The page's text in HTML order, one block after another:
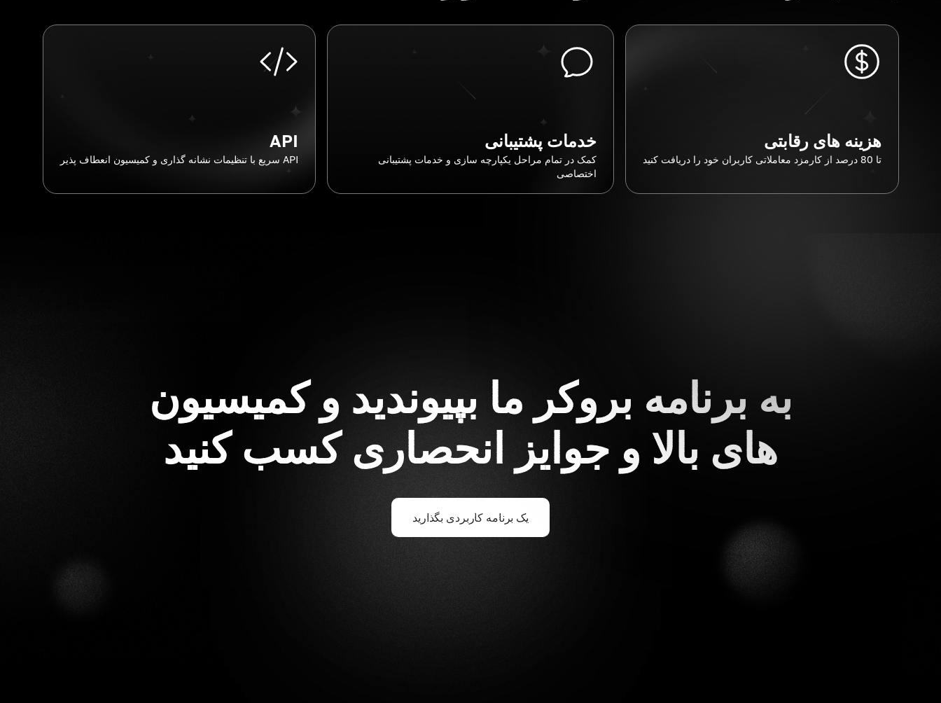
هزینه های رقابتی
تا 80 درصد از کارمزد معاملاتی کاربران خود را دریافت کنید
خدمات پشتیبانی
کمک در تمام مراحل یکپارچه سازی و خدمات پشتیبانی
اختصاصی
API
API سریع با تنظیمات نشانه گذاری و کمیسیون انعطاف پذیر
به برنامه بروکر ما بپیوندید و کمیسیون
های بالا و جوایز انحصاری کسب کنید
یک برنامه کاربردی بگذارید